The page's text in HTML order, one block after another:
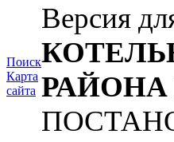
Поиск
Карта
сайта
Версия
РАЙОНА